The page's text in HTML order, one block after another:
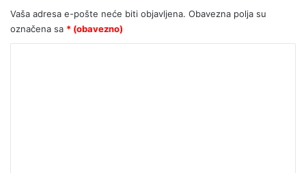
Vaša adresa e-pošte neće biti objavljena. Obavezna polja su
označena sa * (obavezno)